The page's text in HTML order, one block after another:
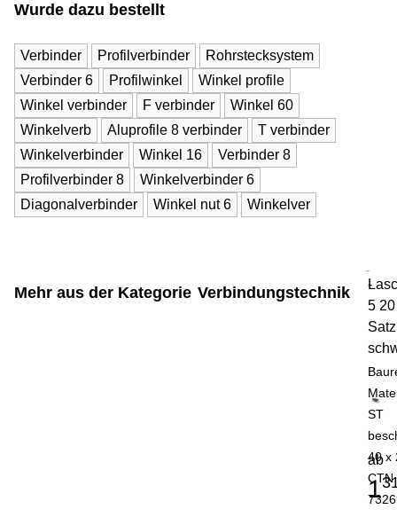
Wurde dazu bestellt
Verbinder Profilverbinder
Rohrstecksystem
Verbinder 6
Profilwinkel
Winkel profile
Winkel verbinder
F verbinder
Winkel 60
Winkelverb
Aluprofile 8 verbinder
T verbinder
Winkelverbinder
Winkel 16
Verbinder 8
Profilverbinder 8
Winkelverbinder 6
Diagonalverbinder
Winkel nut 6 Winkelver
Mehr aus der Kategorie Verbindungstechnik
5 20
Satz
-
ST
40 x
CTN
ab
1